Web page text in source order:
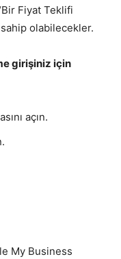
Fiyat Teklifi
olabilecekler.
girişiniz için
açın.
My Business